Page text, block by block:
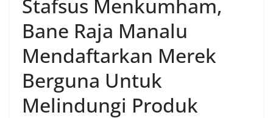
oleh warga, yang sebagian besar tengah bersiap
menyambut momentum HUT Kemerdekaan RI
dengan berbagai persiapan di lingkungan
masing-masing.‎Dalam dialog yang berlangsung
akrab, Bhabinkamtibmas menyapa warga,
menanyakan kondisi keamanan dan kenyamanan
lingkungan tempat tinggal, serta membuka ruang
komunikasi dua arah agar warga dapat
menyampaikan keluhan maupun informasi terkait
situasi kamtibmas di sekitar mereka.‎‎‎Salah satu
Stafsus Menkumham,
Bane Raja Manalu
Mendaftarkan Merek
Berguna Untuk
Melindungi Produk